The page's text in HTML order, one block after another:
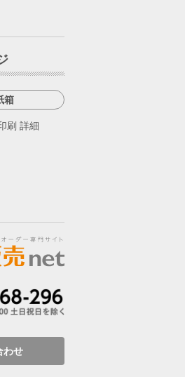
箱
刷 詳細
わせ